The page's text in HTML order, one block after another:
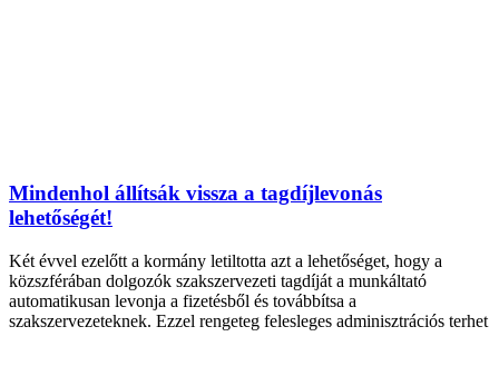
Mindenhol állítsák vissza a tagdíjlevonás
lehetőségét!
Két évvel ezelőtt a kormány letiltotta azt a lehetőséget, hogy a
közszférában dolgozók szakszervezeti tagdíját a munkáltató
automatikusan levonja a fizetésből és továbbítsa a
szakszervezeteknek. Ezzel rengeteg felesleges adminisztrációs terhet